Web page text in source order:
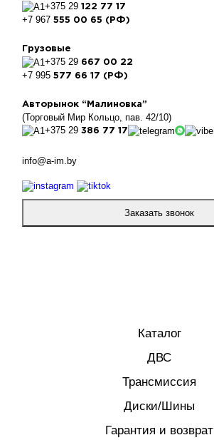
+375 29 122 77 17
+7 967 555 00 65 (РФ)
Грузовые
+375 29 667 00 22
+7 995 577 66 17 (РФ)
Авторынок “Малиновка”
(Торговый Мир Кольцо, пав. 42/10)
+375 29 386 77 17
info@a-im.by
Заказать звонок
Каталог
ДВС
Трансмиссия
Диски/Шины
Гарантия и возврат